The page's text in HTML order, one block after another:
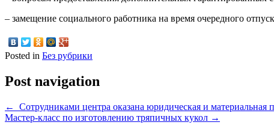
– замещение социального работника на время очередного
Posted in Без рубрики
Post navigation
←
Сотрудниками центра оказана юридическая и материальная
Мастер-класс по изготовлению тряпичных кукол →